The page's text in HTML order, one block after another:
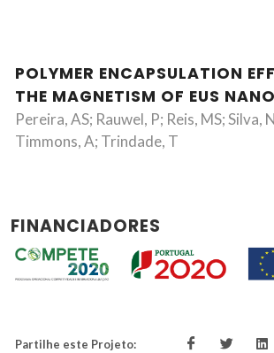
POLYMER ENCAPSULATION
THE MAGNETISM OF EUS
Pereira, AS; Rauwel, P; Reis, MS; Silva,
Timmons, A; Trindade, T
FINANCIADORES
Partilhe este Projeto: